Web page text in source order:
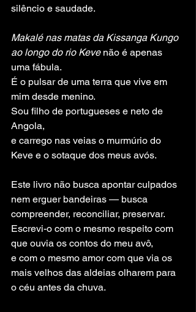
silêncio e saudade.
Makalé nas matas da Kissanga Kungo
ao longo do rio Keve não é apenas
uma fábula.
É o pulsar de uma terra que vive em
mim desde menino.
Sou filho de portugueses e neto de
Angola,
e carrego nas veias o murmúrio do
Keve e o sotaque dos meus avós.
Este livro não busca apontar culpados
nem erguer bandeiras — busca
compreender, reconciliar, preservar.
Escrevi-o com o mesmo respeito com
que ouvia os contos do meu avô,
e com o mesmo amor com que via os
mais velhos das aldeias olharem para
o céu antes da chuva.